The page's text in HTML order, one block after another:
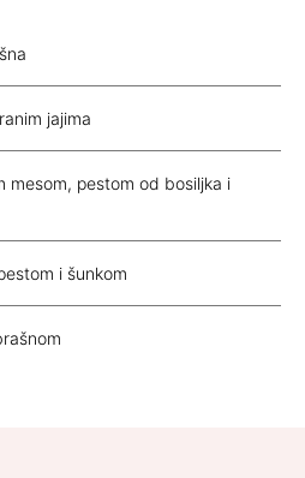
jajima
mesom, pestom od bosiljka i
i šunkom